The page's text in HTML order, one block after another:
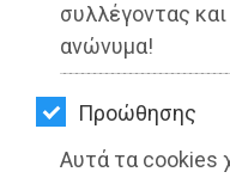
συλλέγοντας
ανώνυμα!
Προώθησης
Αυτά τα cookies
ΠΕΡΙΒΑΛΛΟΝ
ΚΑΤΟΙΚΙΔΙΟ
ΑΓΓΕΛΙΕΣ
Η θέση του
ΜΑΤΙ για τη
παραλιακό
Διαβάστηκε 3465 φορές